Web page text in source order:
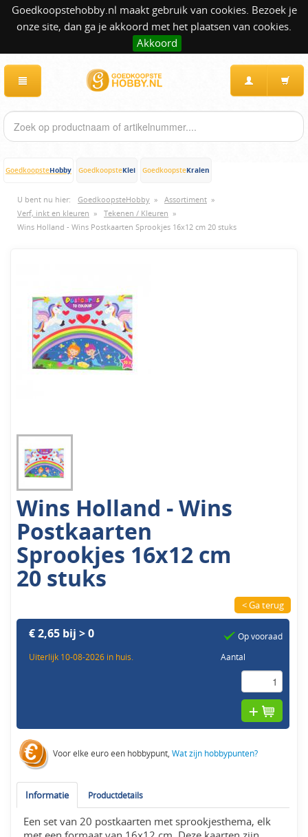
Goedkoopstehobby.nl maakt gebruik van cookies. Bezoek je
onze site, dan ga je akkoord met het plaatsen van cookies.
Akkoord
GoedkoopsteHobby GoedkoopsteKlei GoedkoopsteKralen
U bent nu hier: GoedkoopsteHobby » Assortiment »
Verf, inkt en kleuren » Tekenen / Kleuren »
Wins Holland - Wins Postkaarten Sprookjes 16x12 cm 20 stuks
Wins Holland - Wins
Postkaarten
Sprookjes 16x12 cm
20 stuks
< Ga terug
€ 2,65 bij > 0
Uiterlijk 10-08-2026 in huis.
Op vooraad
Aantal
Voor elke euro een hobbypunt,Wat zijn hobbypunten?
Informatie Productdetails
Een set van 20 postkaarten met sprookjesthema, elk